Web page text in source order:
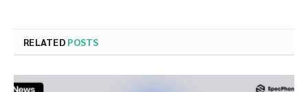
RELATED POSTS